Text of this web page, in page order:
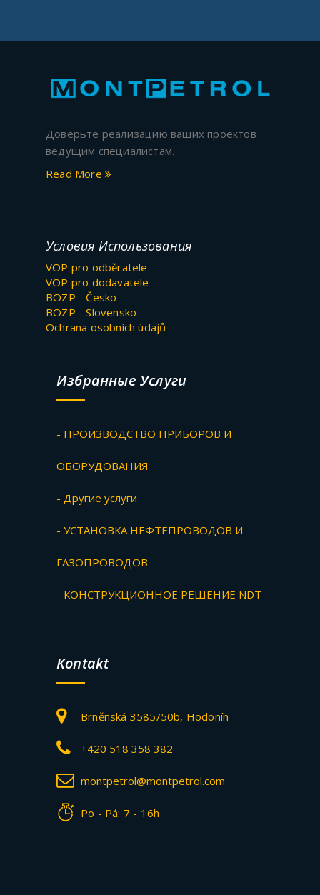
Доверьте реализацию ваших проектов
ведущим специалистам.
Read More
Условия Использования
VOP pro odběratele
VOP pro dodavatele
BOZP - Česko
BOZP - Slovensko
Ochrana osobních údajů
Избранные Услуги
- ПРОИЗВОДСТВО ПРИБОРОВ И
ОБОРУДОВАНИЯ
- Другие услуги
- УСТАНОВКА НЕФТЕПРОВОДОВ И
ГАЗОПРОВОДОВ
- КОНСТРУКЦИОННОЕ РЕШЕНИЕ NDT
Kontakt
Brněnská 3585/50b, Hodonín
+420 518 358 382
montpetrol@montpetrol.com
Po - Pá: 7 - 16h